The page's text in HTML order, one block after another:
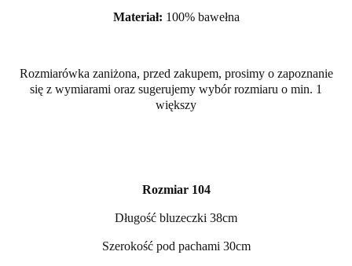
Materiał: 100% bawełna
Rozmiarówka zaniżona, przed zakupem, prosimy o zapoznanie
się z wymiarami oraz sugerujemy wybór rozmiaru o min. 1
większy
Rozmiar 104
Długość bluzeczki 38cm
Szerokość pod pachami 30cm